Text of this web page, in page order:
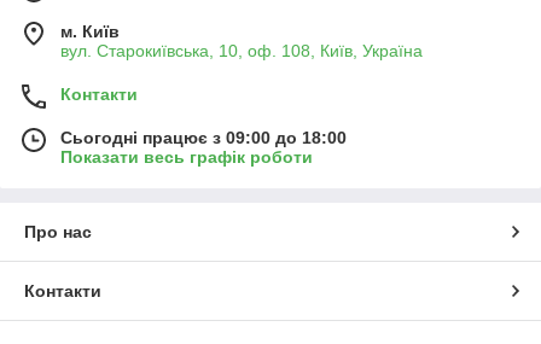
м. Київ
вул. Старокиївська, 10, оф. 108, Київ, Україна
Контакти
Сьогодні працює з 09:00 до 18:00
Показати весь графік роботи
Про нас
Контакти